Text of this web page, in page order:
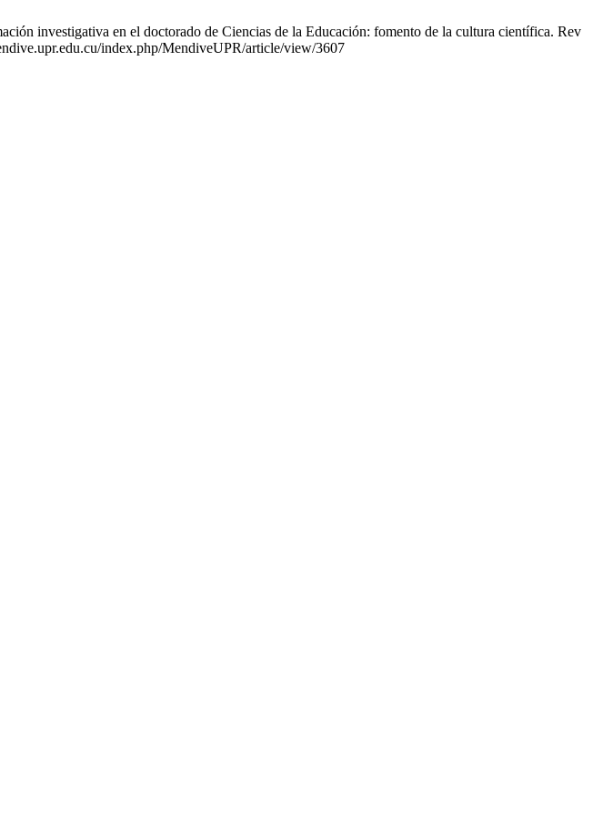
investigativa en el doctorado de Ciencias de la Educación: fomento de la cultura científica. Rev
index.php/MendiveUPR/article/view/3607